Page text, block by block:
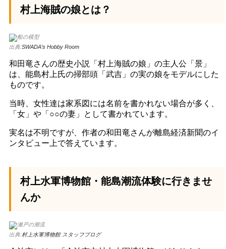
村上海賊の娘とは？
出典:SWADA’s Hobby Room
和田竜さんの歴史小説「村上海賊の娘」の主人公「景」
は、能島村上氏の掃部頭「武吉」の実の娘をモデルにした
ものです。
当時、女性達は家系図には名前を書かれない場合が多く、
「女」や「○○の妻」として書かれています。
実名は不明ですが、作者の和田竜さんが離島経済新聞のイ
ンタビュー上で答えています。
村上水軍博物館・能島潮流体験に行きませ
んか
出典:村上水軍博物館 スタッフブログ